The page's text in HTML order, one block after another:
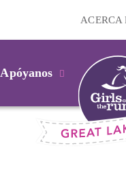
Apóyanos